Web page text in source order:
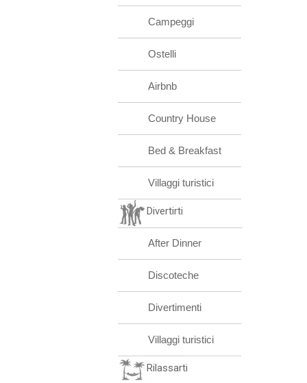
Campeggi
Ostelli
Airbnb
Country House
Bed & Breakfast
Villaggi turistici
Divertirti
After Dinner
Discoteche
Divertimenti
Villaggi turistici
Rilassarti